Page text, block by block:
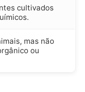
cultivados
mas não
ou